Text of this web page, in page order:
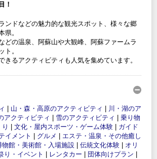
！
ンドなどの魅力的な観光スポット、様々な郷
県。
どの温泉、阿蘇山や大観峰、阿蘇ファームラ
ト。
きるアクティビティも人気を集めています。
山・森・高原のアクティビティ
川・湖のア
アクティビティ 雪のアクティビティ
乗り物
文化・屋内スポーツ・ゲーム体験
ガイド
イメント
グルメ
エステ・温泉・その他癒し
館・美術館・入場施設 伝統文化体験
オリ
り・イベント レンタカー 団体向けプラン